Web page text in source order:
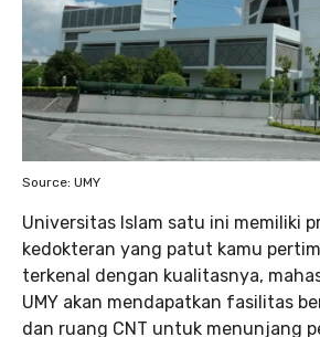
Source: UMY
Universitas Islam satu ini memiliki
kedokteran yang patut kamu
terkenal dengan kualitasnya,
UMY akan mendapatkan fasilitas
dan ruang CNT untuk menunjang